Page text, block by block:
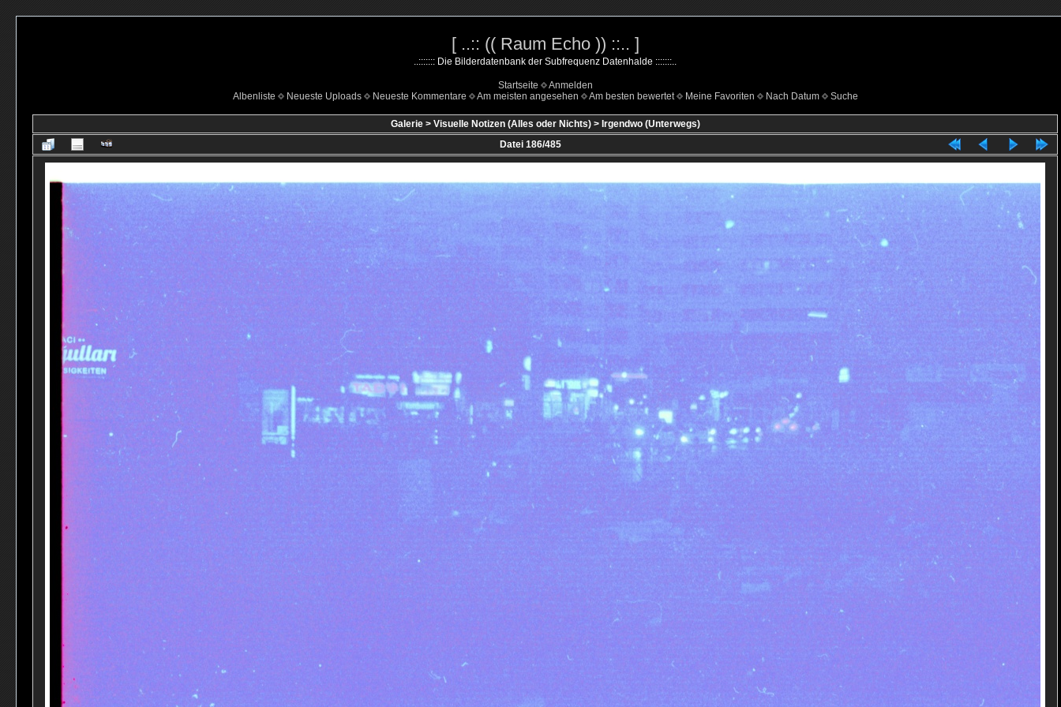
[ ..:: (( Raum Echo )) ::.. ]
..::::::: Die Bilderdatenbank der Subfrequenz Datenhalde :::::::..
Startseite
Anmelden
Albenliste
Neueste Uploads Neueste Kommentare Am meisten angesehen Am besten bewertet Meine Favoriten Nach Datum Suche
Galerie> Visuelle Notizen (Alles oder Nichts)> Irgendwo (Unterwegs)
Datei 186/485